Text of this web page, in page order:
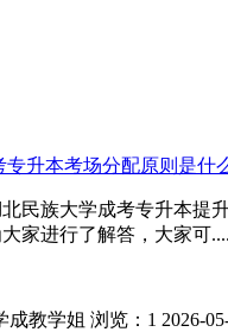
升本考场分配原则是什
民族大学成考专升本提
家进行了解答，大家可
成教学姐 浏览：1 2026-